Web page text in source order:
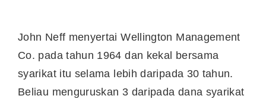
John Neff menyertai Wellington Management
Co. pada tahun 1964 dan kekal bersama
syarikat itu selama lebih daripada 30 tahun.
Beliau menguruskan 3 daripada dana syarikat